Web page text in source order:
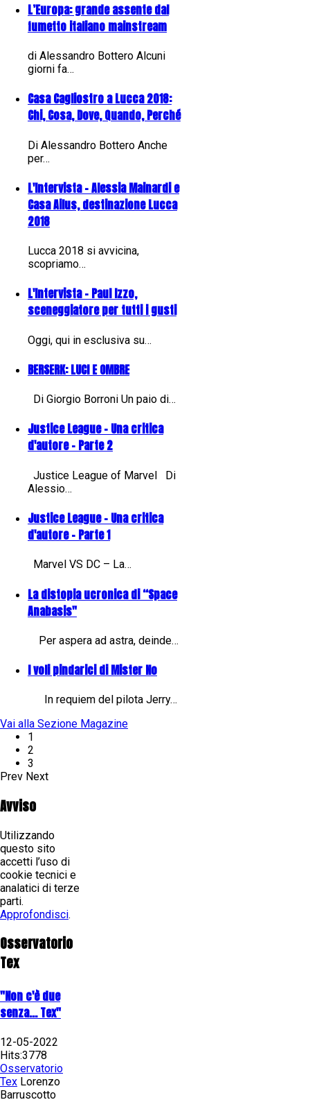
L’Europa: grande assente dal
fumetto italiano mainstream
di Alessandro Bottero Alcuni
giorni fa…
Casa Cagliostro a Lucca 2018:
Chi, Cosa, Dove, Quando, Perché
Di Alessandro Bottero Anche
per…
L'Intervista - Alessia Mainardi e
Casa Ailus, destinazione Lucca
2018
Lucca 2018 si avvicina,
scopriamo…
L'Intervista - Paul Izzo,
sceneggiatore per tutti i gusti
Oggi, qui in esclusiva su…
BERSERK: LUCI E OMBRE
Di Giorgio Borroni Un paio di…
Justice League - Una critica
d'autore - Parte 2
Justice League of Marvel Di
Alessio…
Justice League - Una critica
d'autore - Parte 1
Marvel VS DC – La…
La distopia ucronica di “Space
Anabasis"
Per aspera ad astra, deinde…
I voli pindarici di Mister No
In requiem del pilota Jerry…
Vai alla Sezione Magazine
1
2
3
Prev Next
Avviso
Utilizzando
questo sito
accetti l’uso di
cookie tecnici e
analatici di terze
parti.
Approfondisci.
Osservatorio
Tex
"Non c'è due
senza... Tex"
12-05-2022
Hits:3778
Osservatorio
Tex Lorenzo
Barruscotto